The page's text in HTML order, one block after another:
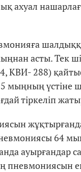
ахуал
асты. Тек
КВИ- 288)
мыңның үстіне
тіркеліп
64
ауырғандар
пневмониясын